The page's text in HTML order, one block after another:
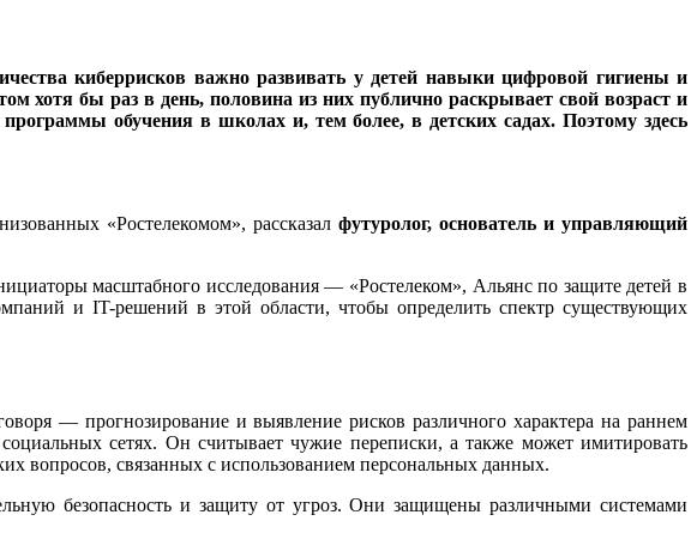
киберрисков важно развивать у детей навыки цифровой гигиены и
хотя бы раз в день, половина из них публично раскрывает свой возраст и
обучения в школах и, тем более, в детских садах. Поэтому здесь
«Ростелекомом», рассказал футуролог, основатель и управляющий
масштабного исследования — «Ростелеком», Альянс по защите детей в
и IT-решений в этой области, чтобы определить спектр существующих
— прогнозирование и выявление рисков различного характера на раннем
сетях. Он считывает чужие переписки, а также может имитировать
вопросов, связанных с использованием персональных данных.
безопасность и защиту от угроз. Они защищены различными системами